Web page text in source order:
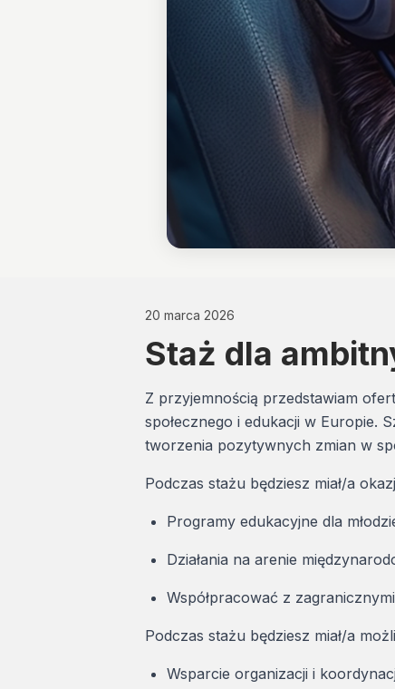
20 marca 2026
Staż dla
Z przyjemnością przedstawiam
społecznego i edukacji w Europie.
tworzenia pozytywnych zmian w
Podczas stażu będziesz miał/a
Programy edukacyjne dla
Działania na arenie
Współpracować z
Podczas stażu będziesz miał/a
Wsparcie organizacji i